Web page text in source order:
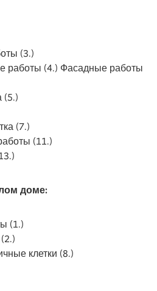
(3.)
работы (4.) Фасадные работы
(5.)
(7.)
(11.)
доме:
(1.)
клетки (8.)